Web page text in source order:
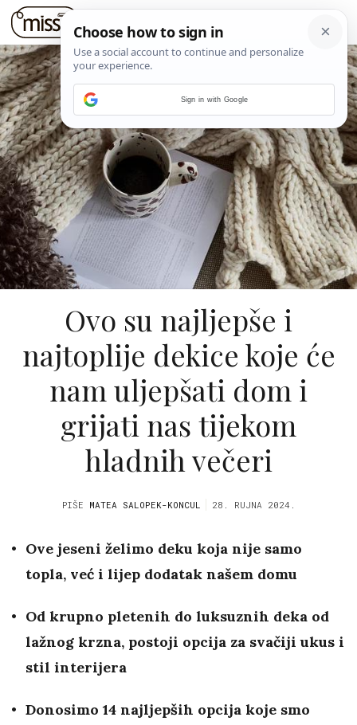
Ovo su najljepše i
najtoplije dekice koje će
nam uljepšati dom i
grijati nas tijekom
hladnih večeri
PIŠE MATEA SALOPEK-KONCUL 28. RUJNA 2024.
Ove jeseni želimo deku koja nije samo
topla, već i lijep dodatak našem domu
Od krupno pletenih do luksuznih deka od
lažnog krzna, postoji opcija za svačiji ukus i
stil interijera
Donosimo 14 najljepših opcija koje smo
Sign in with Google